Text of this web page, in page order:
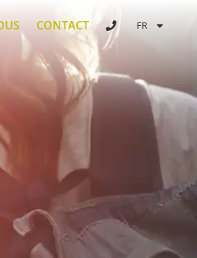
CONTACT FR